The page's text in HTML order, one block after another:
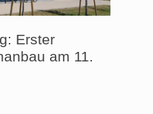
Erster
am 11.